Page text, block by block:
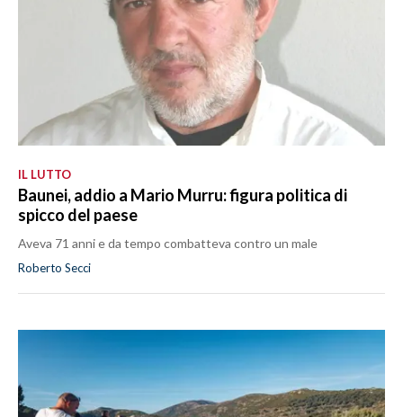
IL LUTTO
Baunei, addio a Mario Murru: figura politica di
spicco del paese
Aveva 71 anni e da tempo combatteva contro un male
Roberto Secci